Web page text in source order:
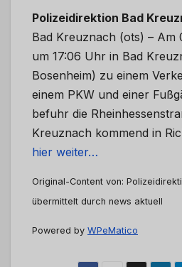
Polizeidirektion Bad
Bad Kreuznach (ots) – Am
um 17:06 Uhr in Bad
Bosenheim) zu einem
einem PKW und einer
befuhr die
Kreuznach kommend in
hier weiter…
Original-Content von:
übermittelt durch news aktuell
Powered by WPeMatico